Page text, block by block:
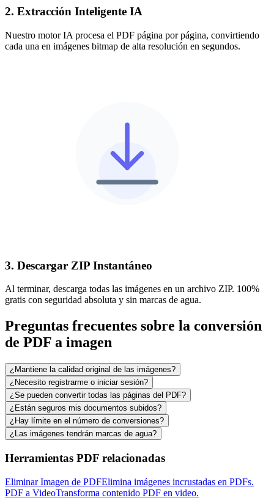
2. Extracción Inteligente IA
Nuestro motor IA procesa el PDF página por página, convirtiendo
cada una en imágenes bitmap de alta resolución en segundos.
3. Descargar ZIP Instantáneo
Al terminar, descarga todas las imágenes en un archivo ZIP. 100%
gratis con seguridad absoluta y sin marcas de agua.
Preguntas frecuentes sobre la conversión
de PDF a imagen
¿Mantiene la calidad original de las imágenes?
¿Necesito registrarme o iniciar sesión?
¿Se pueden convertir todas las páginas del PDF?
¿Están seguros mis documentos subidos?
¿Hay límite en el número de conversiones?
¿Las imágenes tendrán marcas de agua?
Herramientas PDF relacionadas
Eliminar Imagen de PDFElimina imágenes incrustadas en PDFs.
PDF a VideoTransforma contenido PDF en video.